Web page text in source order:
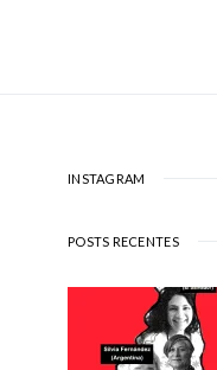
INSTAGRAM
POSTS RECENTES